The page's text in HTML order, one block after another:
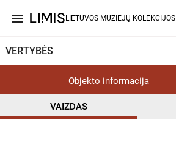
menu LIETUVOS MUZIEJŲ KOLEKCIJOS
VERTYBĖS
Objekto informacija
VAIZDAS